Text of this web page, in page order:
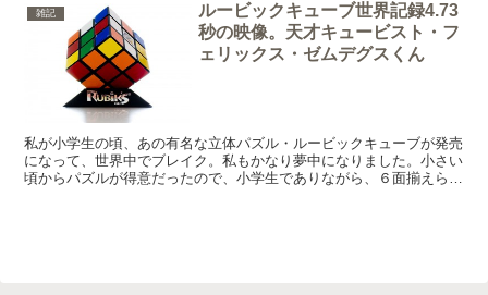
雑記
ルービックキューブ世界記録4.73
秒の映像。天才キュービスト・フ
ェリックス・ゼムデグスくん
私が小学生の頃、あの有名な立体パズル・ルービックキューブが発売
になって、世界中でブレイク。私もかなり夢中になりました。小さい
頃からパズルが得意だったので、小学生でありながら、６面揃えられ